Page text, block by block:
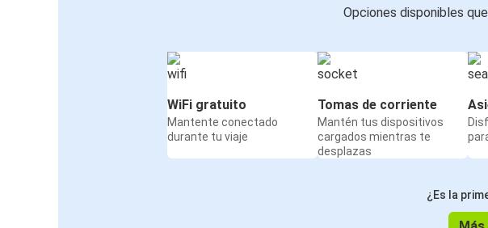
Opciones disponibles
WiFi gratuito
Mantente conectado
durante tu viaje
Tomas de corriente
Mantén tus dispositivos
cargados mientras te
desplazas
¿Es la